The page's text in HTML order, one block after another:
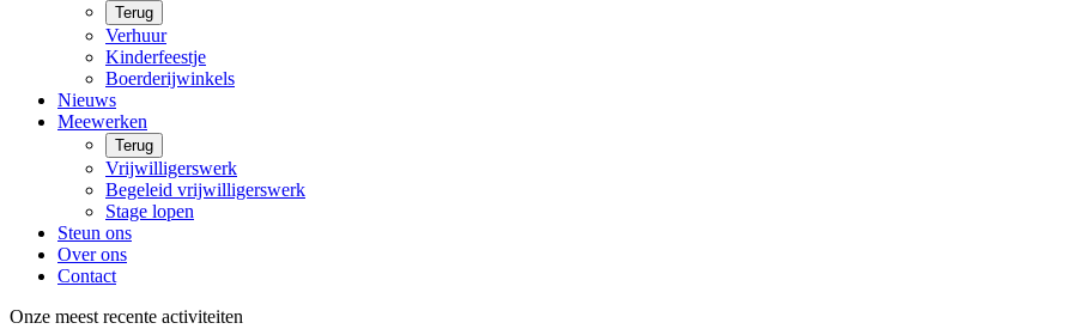
Terug
Verhuur
Kinderfeestje
Boerderijwinkels
Nieuws
Meewerken
Terug
Vrijwilligerswerk
Begeleid vrijwilligerswerk
Stage lopen
Steun ons
Over ons
Contact
Onze meest recente activiteiten